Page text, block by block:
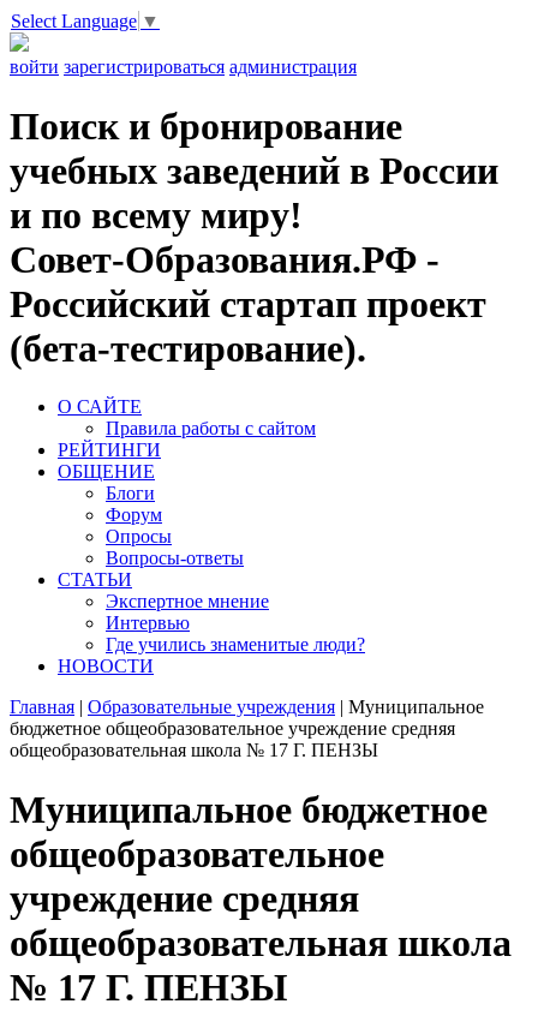
Select Language ▼
войти зарегистрироваться администрация
Поиск и бронирование
учебных заведений в России
и по всему миру!
Совет-Образования.РФ -
Российский стартап проект
(бета-тестирование).
О САЙТЕ
Правила работы с сайтом
РЕЙТИНГИ
ОБЩЕНИЕ
Блоги
Форум
Опросы
Вопросы-ответы
СТАТЬИ
Экспертное мнение
Интервью
Где учились знаменитые люди?
НОВОСТИ
Главная | Образовательные учреждения | Муниципальное
бюджетное общеобразовательное учреждение средняя
общеобразовательная школа № 17 Г. ПЕНЗЫ
Муниципальное бюджетное
общеобразовательное
учреждение средняя
общеобразовательная школа
№ 17 Г. ПЕНЗЫ